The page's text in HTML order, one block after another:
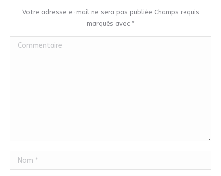
Votre adresse e-mail ne sera pas publiée Champs requis
marqués avec *
Commentaire
Nom *